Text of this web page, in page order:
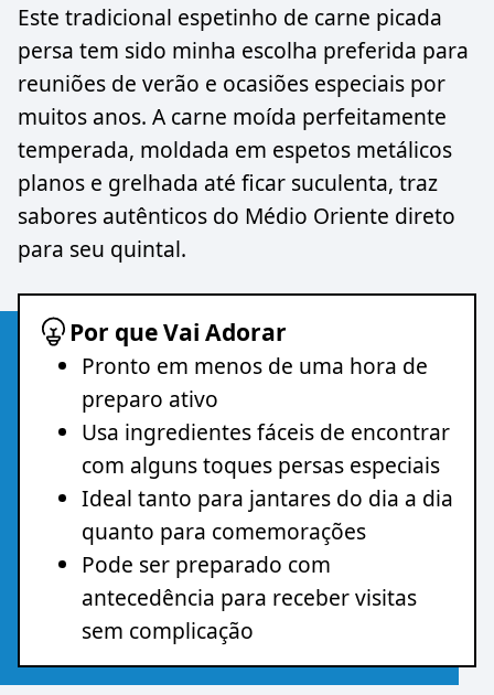
Este tradicional espetinho de carne picada
persa tem sido minha escolha preferida para
reuniões de verão e ocasiões especiais por
muitos anos. A carne moída perfeitamente
temperada, moldada em espetos metálicos
planos e grelhada até ficar suculenta, traz
sabores autênticos do Médio Oriente direto
para seu quintal.
Por que Vai Adorar
Pronto em menos de uma hora de
preparo ativo
Usa ingredientes fáceis de encontrar
com alguns toques persas especiais
Ideal tanto para jantares do dia a dia
quanto para comemorações
Pode ser preparado com
antecedência para receber visitas
sem complicação